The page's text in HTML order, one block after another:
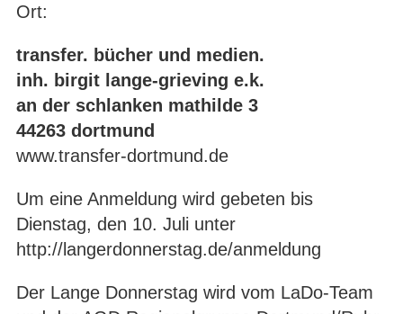
Ort:
transfer. bücher und medien.
inh. birgit lange-grieving e.k.
an der schlanken mathilde 3
44263 dortmund
www.transfer-dortmund.de
Um eine Anmeldung wird gebeten bis
Dienstag, den 10. Juli unter
http://langerdonnerstag.de/anmeldung
Der Lange Donnerstag wird vom LaDo-Team